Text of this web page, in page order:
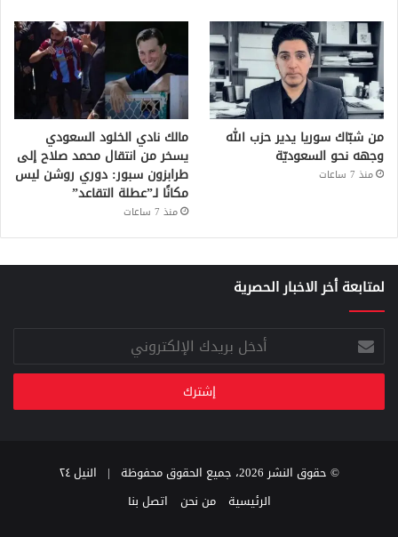
من شبّاك سوريا يدير حزب الله
وجهه نحو السعوديّة
منذ 7 ساعات
مالك نادي الخلود السعودي
يسخر من انتقال محمد صلاح إلى
طرابزون سبور: دوري روشن ليس
مكانًا لـ”عطلة التقاعد”
منذ 7 ساعات
لمتابعة أخر الاخبار الحصرية
أدخل
بريدك
الإلكتروني
© حقوق النشر 2026، جميع الحقوق محفوظة |
النيل ٢٤
الرئيسية
من نحن اتصل بنا